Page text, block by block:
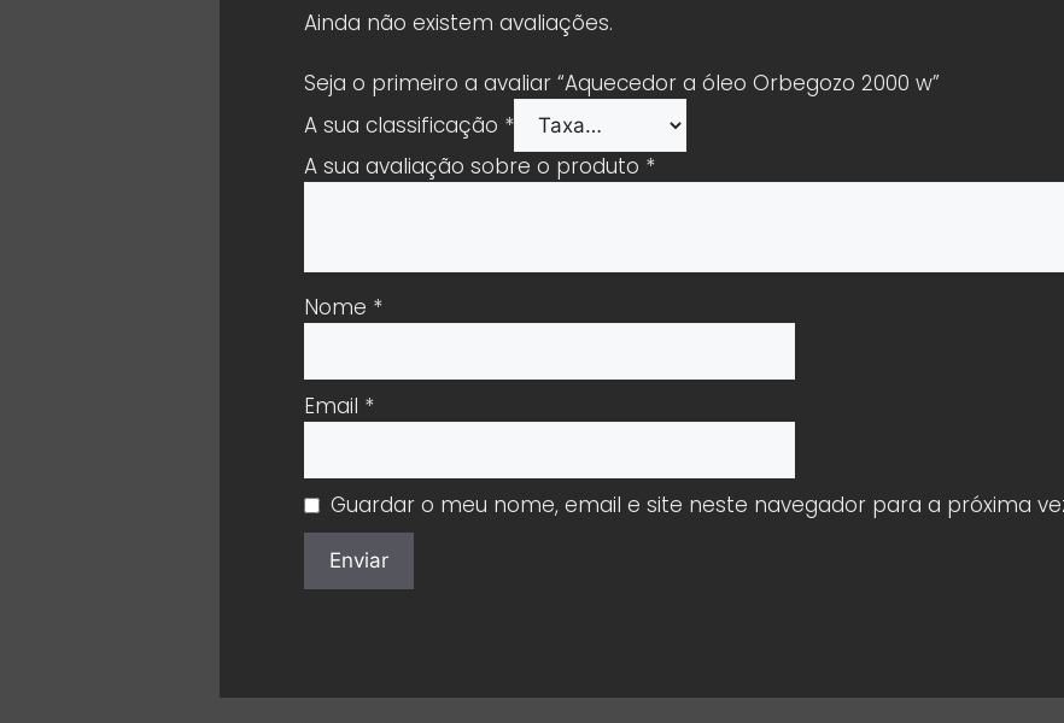
Ainda não existem avaliações.
Seja o primeiro a avaliar “Aquecedor a óleo Orbegozo 2000 w”
A sua classificação *
A sua avaliação sobre o produto *
Nome *
Email *
Guardar o meu nome, email e site neste navegador para a próxima